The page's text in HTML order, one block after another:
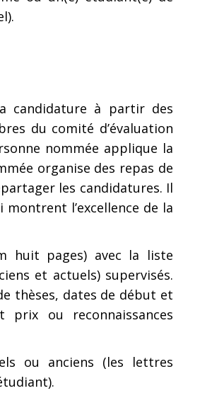
candidature à partir des
du comité d’évaluation
nommée applique la
organise des repas de
les candidatures. Il
l’excellence de la
huit pages) avec la liste
et actuels) supervisés.
thèses, dates de début et
ou reconnaissances
ou anciens (les lettres